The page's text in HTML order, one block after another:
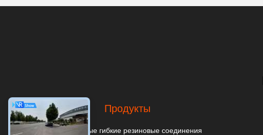
Продукты
Однокруглые гибкие резиновые соединения